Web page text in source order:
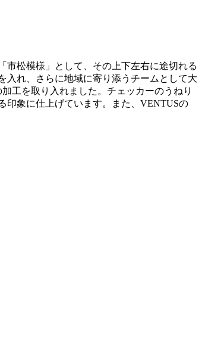
市松模様」として、その上下左右に途切れる
入れ、さらに地域に寄り添うチームとして大
工を取り入れました。チェッカーのうねり
印象に仕上げています。また、VENTUSの